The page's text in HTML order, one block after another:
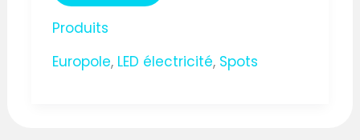
Produits
Europole, LED électricité, Spots